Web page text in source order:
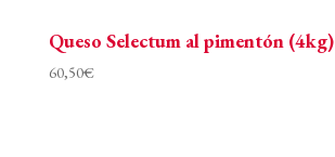
Queso Selectum al pimentón (4kg)
60,50€